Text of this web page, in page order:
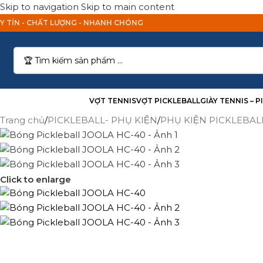
Skip to navigation Skip to main content
TÍN - CHẤT LƯỢNG - NHANH CHÓNG
VỢT TENNISVỢT PICKLEBALLGIÀY TENNIS –
Trang chủ/PICKLEBALL- PHỤ KIỆN/PHỤ KIỆN
Click to enlarge